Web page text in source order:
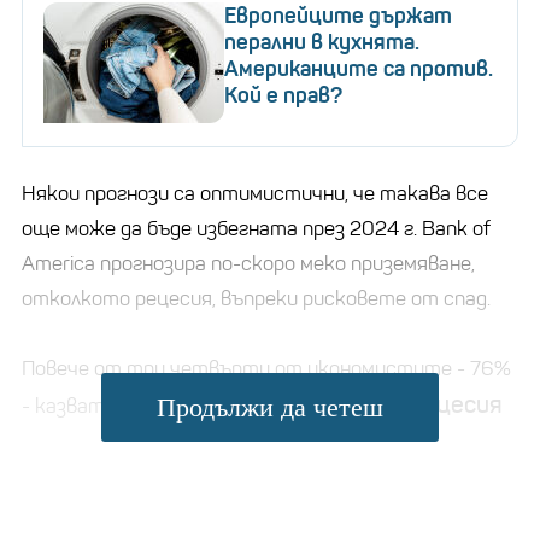
Европейците държат
перални в кухнята.
Американците са против.
Кой е прав?
Някои прогнози са оптимистични, че такава все
още може да бъде избегната през 2024 г. Bank of
America прогнозира по-скоро меко приземяване,
отколкото рецесия, въпреки рисковете от спад.
Повече от три четвърти от икономистите - 76%
- казват, че вярват, чешансовете за рецесия
през следващите 12 месеца са 50% или по-
Продължи да четеш